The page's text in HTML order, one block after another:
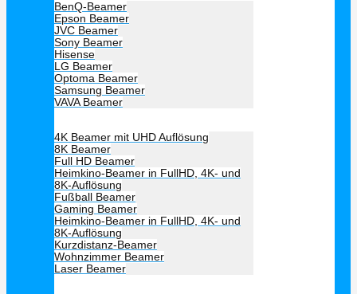
BenQ-Beamer
Epson Beamer
JVC Beamer
Sony Beamer
Hisense
LG Beamer
Optoma Beamer
Samsung Beamer
VAVA Beamer
4K Beamer mit UHD Auflösung
8K Beamer
Full HD Beamer
Heimkino-Beamer in FullHD, 4K- und
8K-Auflösung
Fußball Beamer
Gaming Beamer
Heimkino-Beamer in FullHD, 4K- und
8K-Auflösung
Kurzdistanz-Beamer
Wohnzimmer Beamer
Laser Beamer